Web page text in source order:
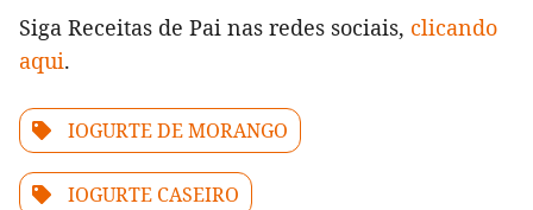
Siga Receitas de Pai nas redes sociais, clicando
aqui.
IOGURTE DE MORANGO
IOGURTE CASEIRO